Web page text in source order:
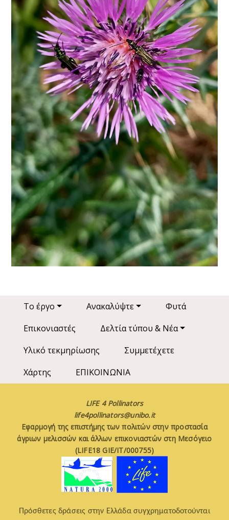
Main navigation
Το έργο Ανακαλύψτε
Φυτά
Επικονιαστές
Δελτία τύπου & Νέα
Υλικό τεκμηρίωσης
Συμμετέχετε
Χάρτης
ΕΠΙΚΟΙΝΩΝΙΑ
LIFE 4 Pollinators
life4pollinators@unibo.it
Εφαρμογή της επιστήμης των πολιτών στην προστασία
άγριων μελισσών και άλλων επικονιαστών στη Μεσόγειο
(LIFE18 GIE/IT/000755)
Πρόσθετες δράσεις στην Ελλάδα συγχρηματοδοτούνται